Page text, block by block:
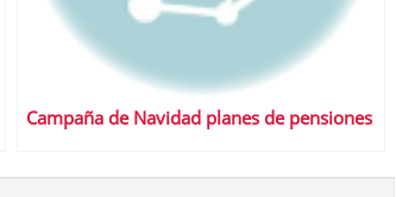
Campaña de Navidad planes de pensiones